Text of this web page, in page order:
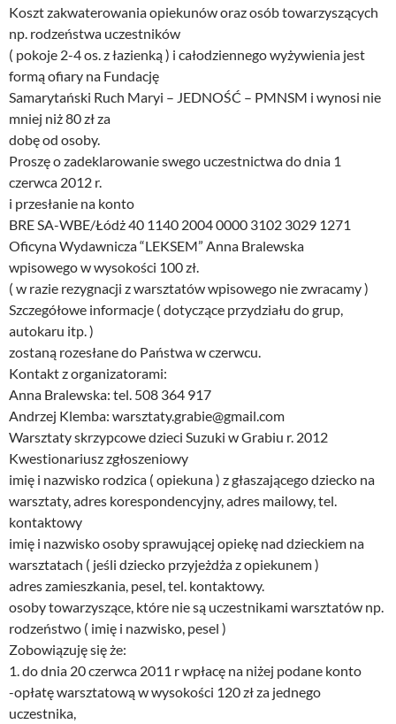
Koszt zakwaterowania opiekunów oraz osób towarzyszących
np. rodzeństwa uczestników
( pokoje 2-4 os. z łazienką ) i całodziennego wyżywienia jest
formą ofiary na Fundację
Samarytański Ruch Maryi – JEDNOŚĆ – PMNSM i wynosi nie
mniej niż 80 zł za
dobę od osoby.
Proszę o zadeklarowanie swego uczestnictwa do dnia 1
czerwca 2012 r.
i przesłanie na konto
BRE SA-WBE/Łódż 40 1140 2004 0000 3102 3029 1271
Oficyna Wydawnicza “LEKSEM” Anna Bralewska
wpisowego w wysokości 100 zł.
( w razie rezygnacji z warsztatów wpisowego nie zwracamy )
Szczegółowe informacje ( dotyczące przydziału do grup,
autokaru itp. )
zostaną rozesłane do Państwa w czerwcu.
Kontakt z organizatorami:
Anna Bralewska: tel. 508 364 917
Andrzej Klemba: warsztaty.grabie@gmail.com
Warsztaty skrzypcowe dzieci Suzuki w Grabiu r. 2012
Kwestionariusz zgłoszeniowy
imię i nazwisko rodzica ( opiekuna ) z głaszającego dziecko na
warsztaty, adres korespondencyjny, adres mailowy, tel.
kontaktowy
imię i nazwisko osoby sprawującej opiekę nad dzieckiem na
warsztatach ( jeśli dziecko przyjeżdża z opiekunem )
adres zamieszkania, pesel, tel. kontaktowy.
osoby towarzyszące, które nie są uczestnikami warsztatów np.
rodzeństwo ( imię i nazwisko, pesel )
Zobowiązuję się że:
1. do dnia 20 czerwca 2011 r wpłacę na niżej podane konto
-opłatę warsztatową w wysokości 120 zł za jednego
uczestnika,